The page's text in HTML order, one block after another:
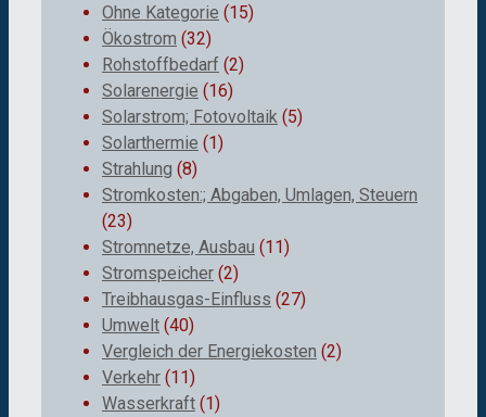
Ohne Kategorie (15)
Ökostrom (32)
Rohstoffbedarf (2)
Solarenergie (16)
Solarstrom; Fotovoltaik (5)
Solarthermie (1)
Strahlung (8)
Stromkosten:; Abgaben, Umlagen, Steuern
(23)
Stromnetze, Ausbau (11)
Stromspeicher (2)
Treibhausgas-Einfluss (27)
Umwelt (40)
Vergleich der Energiekosten (2)
Verkehr (11)
Wasserkraft (1)